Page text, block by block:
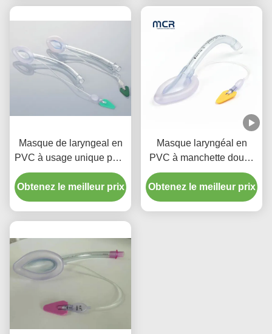
Masque de laryngeal en
PVC à usage unique pour
les voies respiratoires
pour nourrissons et
enfants
Obtenez le meilleur prix
Masque laryngéal en
PVC à manchette douce
avec code de couleur
Obtenez le meilleur prix